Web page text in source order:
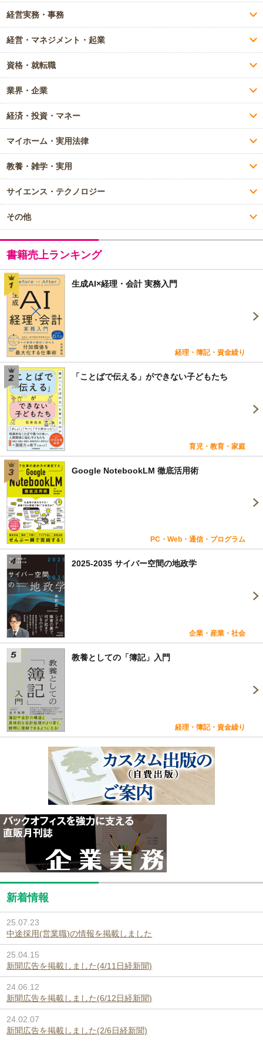
経営実務・事務
経営・マネジメント・起業
資格・就転職
業界・企業
経済・投資・マネー
マイホーム・実用法律
教養・雑学・実用
サイエンス・テクノロジー
その他
書籍売上ランキング
生成AI×経理・会計 実務入門
経理・簿記・資金繰り
「ことばで伝える」ができない子どもたち
育児・教育・家庭
Google NotebookLM 徹底活用術
PC・Web・通信・プログラム
2025-2035 サイバー空間の地政学
企業・産業・社会
教養としての「簿記」入門
経理・簿記・資金繰り
新着情報
25.07.23
中途採用(営業職)の情報を掲載しました
25.04.15
新聞広告を掲載しました(4/11日経新聞)
24.06.12
新聞広告を掲載しました(6/12日経新聞)
24.02.07
新聞広告を掲載しました(2/6日経新聞)